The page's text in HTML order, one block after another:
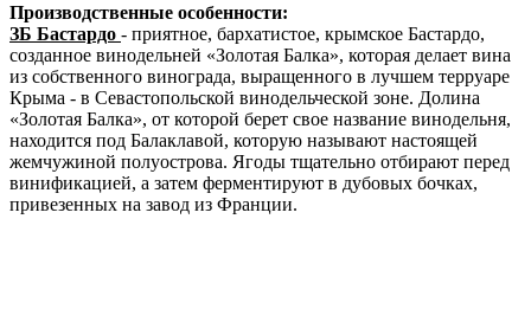
Производственные особенности:
ЗБ Бастардо - приятное, бархатистое, крымское Бастардо,
созданное винодельней «Золотая Балка», которая делает вина
из собственного винограда, выращенного в лучшем терруаре
Крыма - в Севастопольской винодельческой зоне. Долина
«Золотая Балка», от которой берет свое название винодельня,
находится под Балаклавой, которую называют настоящей
жемчужиной полуострова. Ягоды тщательно отбирают перед
винификацией, а затем ферментируют в дубовых бочках,
привезенных на завод из Франции.